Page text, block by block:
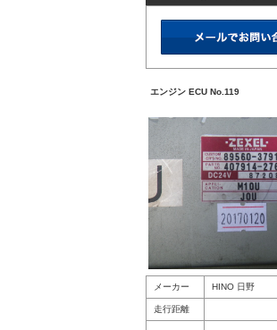
エンジン ECU No.119
メーカー HINO 日野
走行距離